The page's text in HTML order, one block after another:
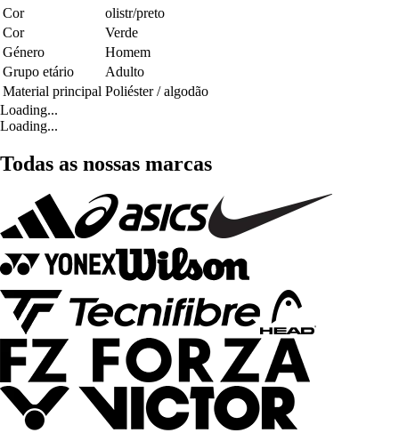
Cor
olistr/preto
Cor
Verde
Género
Homem
Grupo etário
Adulto
Material principal Poliéster / algodão
Loading...
Loading...
Todas as nossas marcas